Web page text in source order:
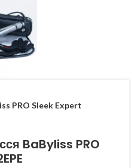
PRO Sleek Expert
BaByliss PRO